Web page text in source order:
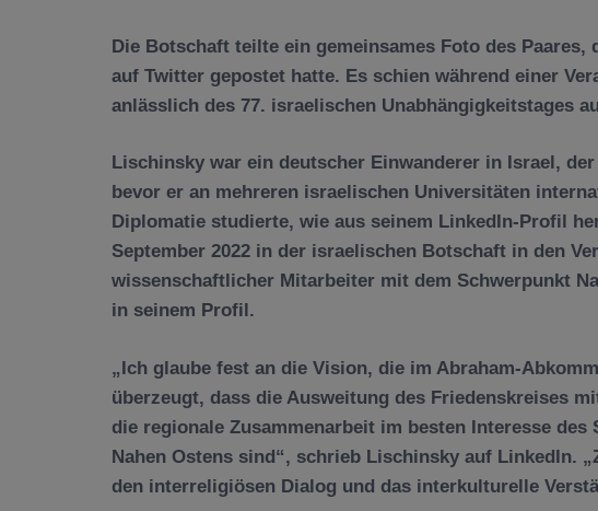
Die Botschaft teilte ein gemeinsames Foto des Paares,
auf Twitter gepostet hatte. Es schien während einer
anlässlich des 77. israelischen Unabhängigkeitstages
Lischinsky war ein deutscher Einwanderer in Israel,
bevor er an mehreren israelischen Universitäten
Diplomatie studierte, wie aus seinem LinkedIn-Profil
September 2022 in der israelischen Botschaft in den
wissenschaftlicher Mitarbeiter mit dem Schwerpunkt
in seinem Profil.
„Ich glaube fest an die Vision, die im Abraham-
überzeugt, dass die Ausweitung des Friedenskreises
die regionale Zusammenarbeit im besten Interesse des
Nahen Ostens sind“, schrieb Lischinsky auf LinkedIn.
den interreligiösen Dialog und das interkulturelle